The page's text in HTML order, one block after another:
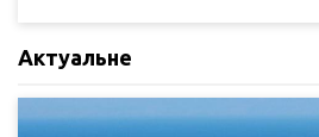
Актуальне